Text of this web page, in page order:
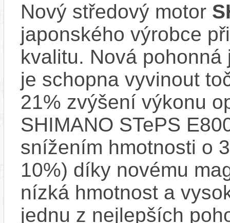
Nový středový motor
japonského výrobce
kvalitu. Nová
je schopna vyvinout
21% zvýšení výkonu
SHIMANO STePS
snížením hmotnosti o
10%) díky novému
nízká hmotnost a
jednu z nejlepších